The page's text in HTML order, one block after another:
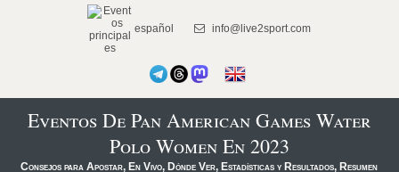
español info@live2sport.com
Eventos De Pan American Games Water
Polo Women En 2023
Consejos para Apostar, En Vivo, Dónde Ver, Estadísticas y Resultados, Resumen